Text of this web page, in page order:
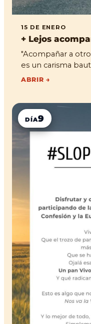
15 DE ENERO
+ Lejos
"Acompañar a
es un carisma
ABRIR →
DÍA9